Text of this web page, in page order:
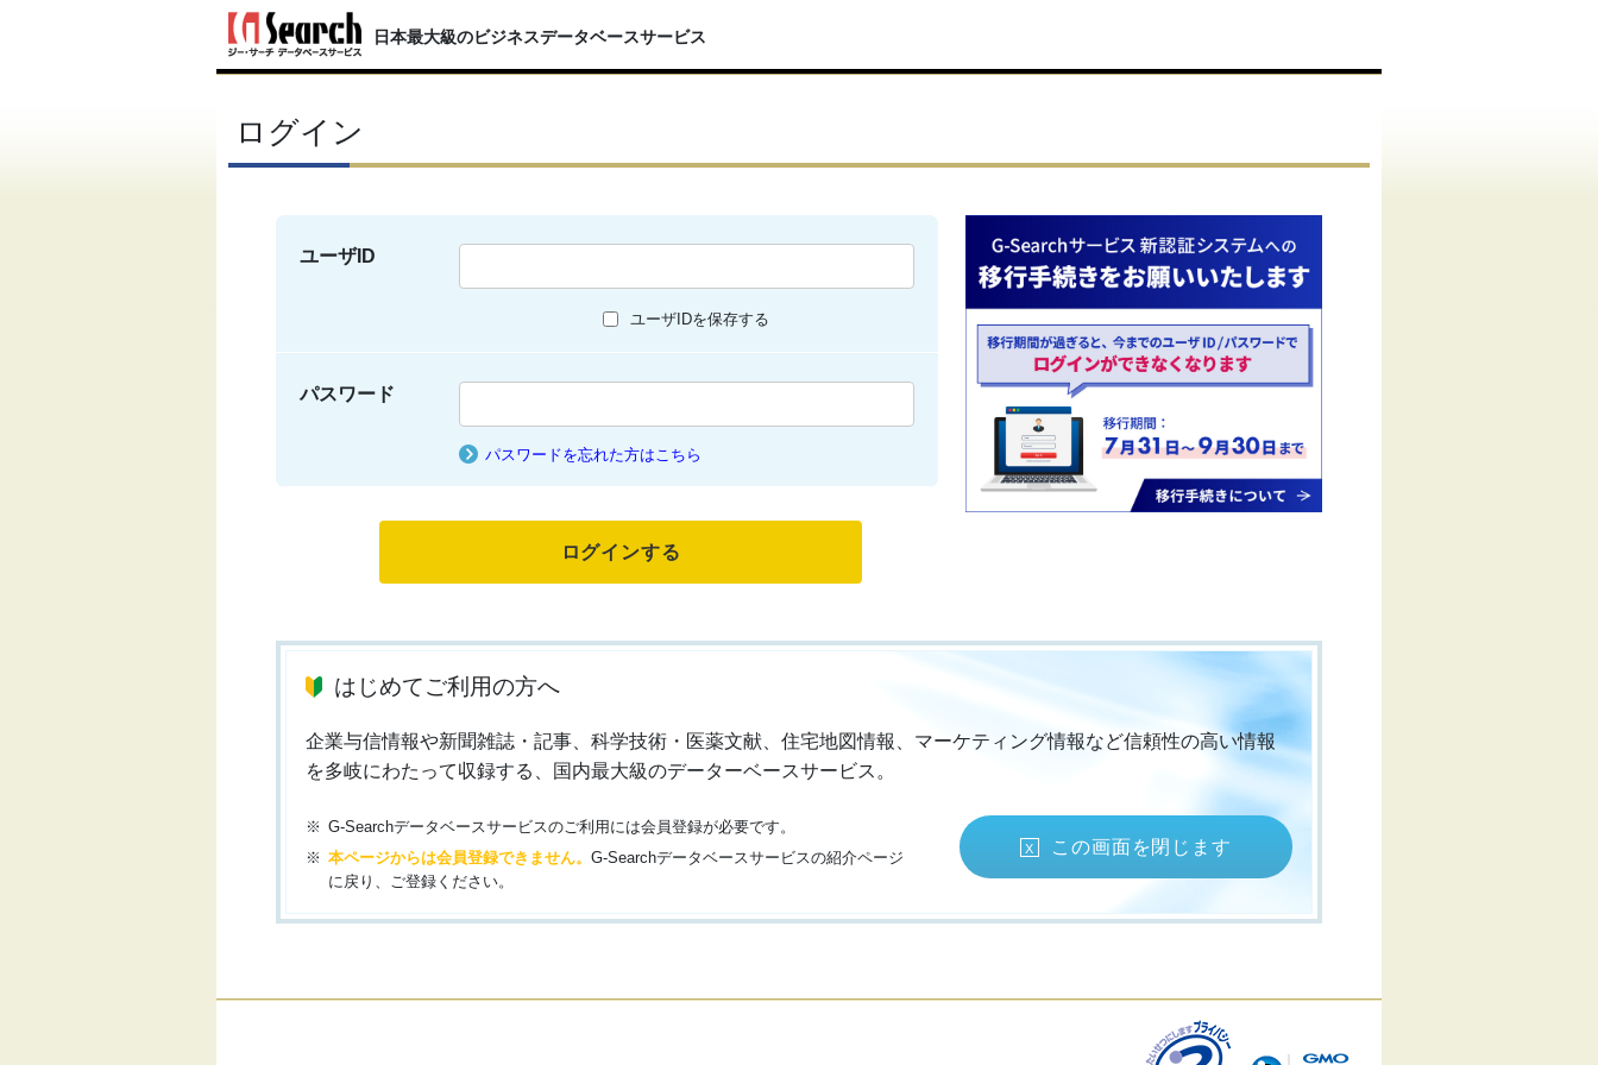
日本最大級のビジネスデータベースサービス
ログイン
ユーザID
ユーザIDを保存する
パスワード
パスワードを忘れた方はこちら
はじめてご利用の方へ
企業与信情報や新聞雑誌・記事、科学技術・医薬文献、住宅地図情報、マーケティング情報など信頼性の高い情報
を多岐にわたって収録する、国内最大級のデーターベースサービス。
G-Searchデータベースサービスのご利用には会員登録が必要です。
本ページからは会員登録できません。G-Searchデータベースサービスの紹介ページ
に戻り、ご登録ください。
この画面を閉じます